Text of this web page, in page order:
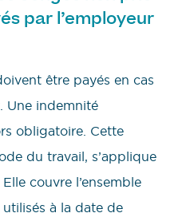
par l’employeur
être payés en cas
Une indemnité
obligatoire. Cette
du travail, s’applique
couvre l’ensemble
à la date de